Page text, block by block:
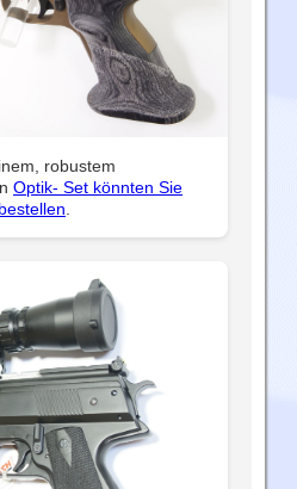
robustem
Optik- Set könnten Sie